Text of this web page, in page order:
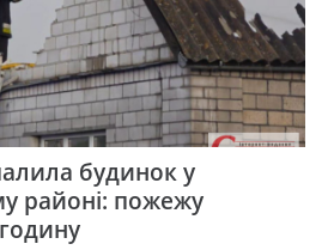
будинок у
районі: пожежу